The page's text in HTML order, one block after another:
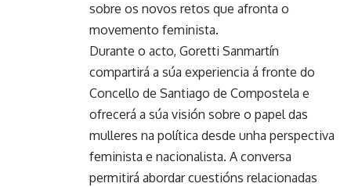
sobre os novos retos que afronta o
movemento feminista.
Durante o acto, Goretti Sanmartín
compartirá a súa experiencia á fronte do
Concello de Santiago de Compostela e
ofrecerá a súa visión sobre o papel das
mulleres na política desde unha perspectiva
feminista e nacionalista. A conversa
permitirá abordar cuestións relacionadas